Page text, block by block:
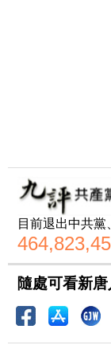
目前退出中共
隨處可看新唐